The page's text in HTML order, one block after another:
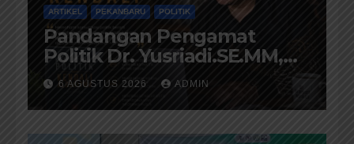
ARTIKEL PEKANBARU POLITIK
Pandangan Pengamat
Politik Dr. Yusriadi.SE.MM,
Tentang Buku Dr. (Cand)
Liza Fitriani S. Kom M. Ikom
6 AGUSTUS 2026 ADMIN